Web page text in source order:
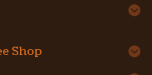
Shop